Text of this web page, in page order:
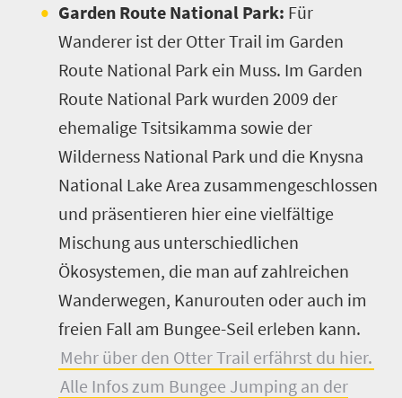
Garden Route National Park: Für
Wanderer ist der Otter Trail im Garden
Route National Park ein Muss. Im Garden
Route National Park wurden 2009 der
ehemaligeTsitsikamma sowie der
Wilderness National Park und die Knysna
National Lake Area zusammengeschlossen
und präsentieren hier eine vielfältige
Mischung aus unterschiedlichen
Ökosystemen, die man auf zahlreichen
Wanderwegen, Kanurouten oder auch im
freien Fall am Bungee-Seil erleben kann.
Mehr über den Otter Trail erfährst du hier.
Alle Infos zum Bungee Jumping an der